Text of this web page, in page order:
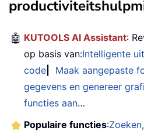
🤖 KUTOOLS AI Assistant:
op basis van:Intelligente
code
Maak aangepaste
gegevens en genereer
functies aan…
Populaire functies: